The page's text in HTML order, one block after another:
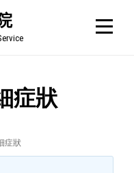
症狀
症狀